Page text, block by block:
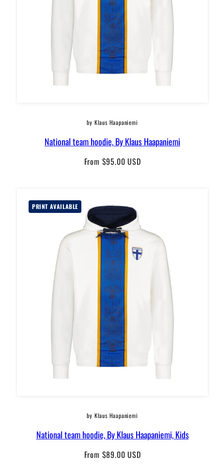
by Klaus Haapaniemi
National team hoodie, By Klaus Haapaniemi
Regular
From $95.00 USD
PRINT AVAILABLE
by Klaus Haapaniemi
National team hoodie, By Klaus Haapaniemi, Kids
Regular
From $89.00 USD